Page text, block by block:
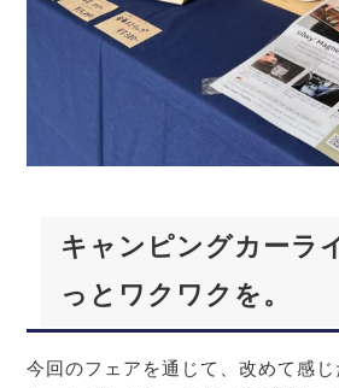
キャンピングカーラ
っとワクワクを。
今回のフェアを通じて、改めて感